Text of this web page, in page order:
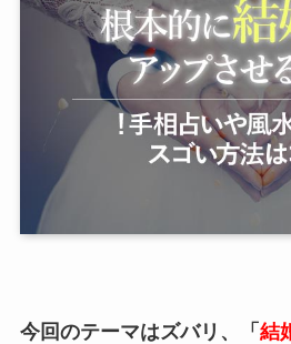
今回のテーマはズバリ、「 結